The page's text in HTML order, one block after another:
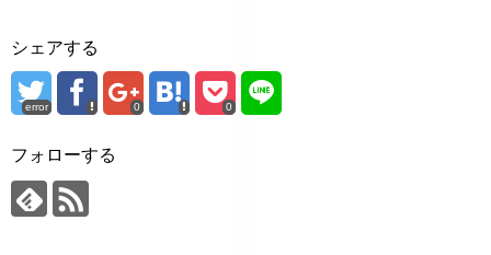
シェアする
error 0 0
フォローする